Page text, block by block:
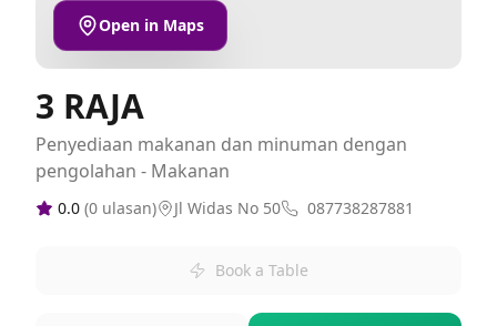
Open in Maps
3 RAJA
Penyediaan makanan dan minuman dengan
pengolahan - Makanan
0.0 (0 ulasan) Jl Widas No 50 087738287881
Book a Table